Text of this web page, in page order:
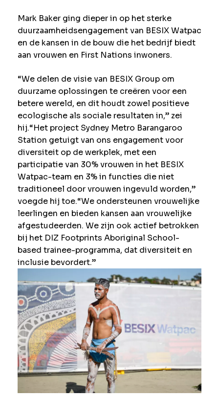
Mark Baker ging dieper in op het sterke
duurzaamheidsengagement van BESIX Watpac
en de kansen in de bouw die het bedrijf biedt
aan vrouwen en First Nations inwoners.
“We delen de visie van BESIX Group om
duurzame oplossingen te creëren voor een
betere wereld, en dit houdt zowel positieve
ecologische als sociale resultaten in,” zei
hij.“Het project Sydney Metro Barangaroo
Station getuigt van ons engagement voor
diversiteit op de werkplek, met een
participatie van 30% vrouwen in het BESIX
Watpac-team en 3% in functies die niet
traditioneel door vrouwen ingevuld worden,”
voegde hij toe.“We ondersteunen vrouwelijke
leerlingen en bieden kansen aan vrouwelijke
afgestudeerden. We zijn ook actief betrokken
bij het DIZ Footprints Aboriginal School-
based trainee-programma, dat diversiteit en
inclusie bevordert.”